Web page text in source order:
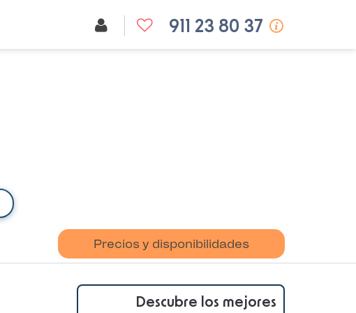
911 23 80 37
Precios y disponibilidades
Descubre los mejores